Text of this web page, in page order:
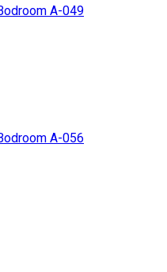
A-049
A-056